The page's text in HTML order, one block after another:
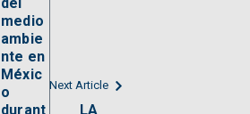
del
medio
ambie
nte en
Méxic
o
durant
Next Article
LA